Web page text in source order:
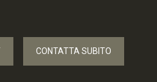
CONTATTA SUBITO